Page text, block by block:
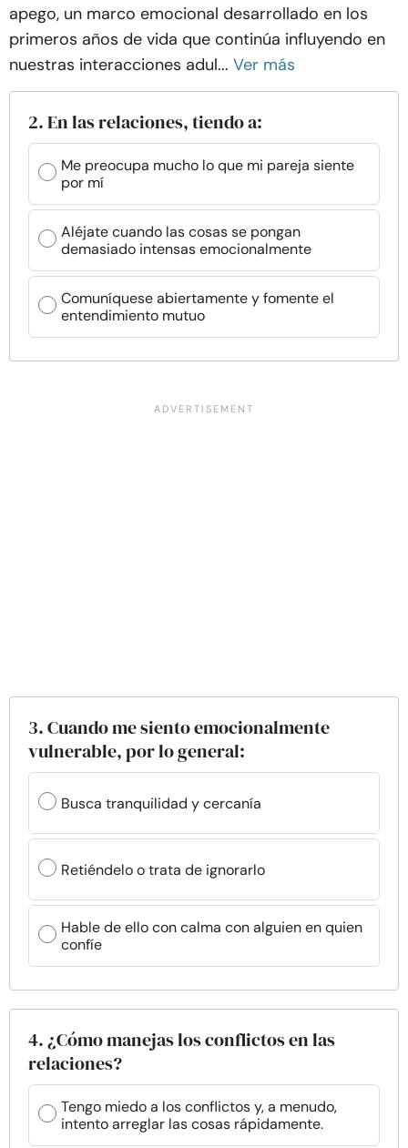
apego, un marco emocional desarrollado en los
primeros años de vida que continúa influyendo en
nuestras interacciones adul... Ver más
2. En las relaciones, tiendo a:
Me preocupa mucho lo que mi pareja siente
por mí
Aléjate cuando las cosas se pongan
demasiado intensas emocionalmente
Comuníquese abiertamente y fomente el
entendimiento mutuo
3. Cuando me siento emocionalmente
vulnerable, por lo general:
Busca tranquilidad y cercanía
Retiéndelo o trata de ignorarlo
Hable de ello con calma con alguien en quien
confíe
4. ¿Cómo manejas los conflictos en las
relaciones?
Tengo miedo a los conflictos y, a menudo,
intento arreglar las cosas rápidamente.